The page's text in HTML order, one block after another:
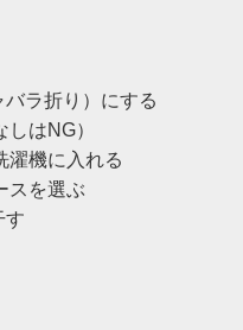
ラ折り）にする
はNG）
濯機に入れる
スを選ぶ
す